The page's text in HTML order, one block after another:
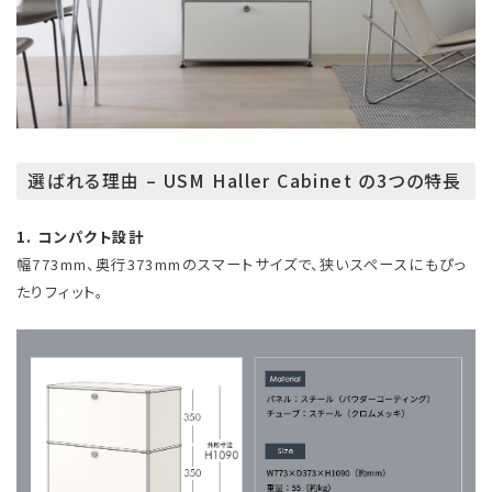
選ばれる理由 – USM Haller Cabinet の3つの特長
1. コンパクト設計
幅773mm、奥行373mmのスマートサイズで、狭いスペースにもぴっ
たりフィット。